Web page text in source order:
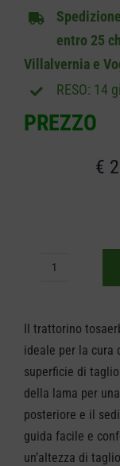
entro 25
Villalvernia e
RESO: 14
PREZZO
€
Tornado
5108
quantità
Il trattorino
ideale per la cura
superficie di
della lama per
posteriore e il
guida facile e
un’altezza di